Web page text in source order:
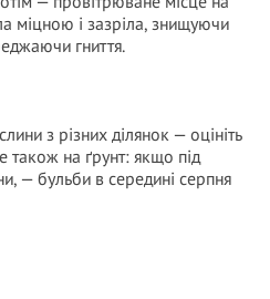
міцною і зазріла, знищуючи
гниття.
з різних ділянок — оцініть
також на ґрунт: якщо під
— бульби в середині серпня